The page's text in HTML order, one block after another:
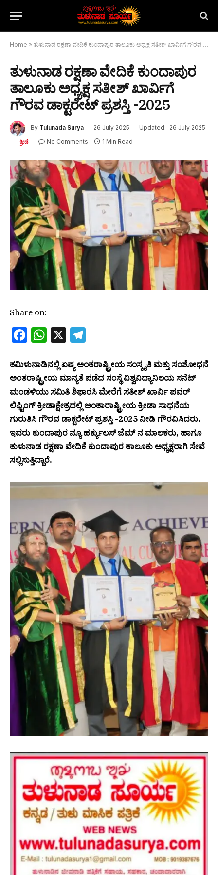
Home » ತುಳುನಾಡ ರಕ್ಷಣಾ ವೇದಿಕೆ ಕುಂದಾಪುರ ತಾಲೂಕು ಅಧ್ಯಕ್ಷ ಸತೀಶ್ ಖಾರ್ವಿಗೆ ಗೌರವ ಡಾಕ್ಟರೇಟ್ ಪ್ರಶಸ್ತಿ -2025
ತುಳುನಾಡ ರಕ್ಷಣಾ ವೇದಿಕೆ ಕುಂದಾಪುರ
ತಾಲೂಕು ಅಧ್ಯಕ್ಷ ಸತೀಶ್ ಖಾರ್ವಿಗೆ
ಗೌರವ ಡಾಕ್ಟರೇಟ್ ಪ್ರಶಸ್ತಿ -2025
By Tulunada Surya 26 July 2025 Updated: 26 July 2025
ಕ್ರೀಡೆ No Comments 1 Min Read
Share on:
Facebook
WhatsApp
X
ತಮಿಳುನಾಡಿನಲ್ಲಿ ಏಷ್ಯ ಅಂತರಾಷ್ಟ್ರೀಯ ಸಂಸ್ಕೃತಿ ಮತ್ತು ಸಂಶೋಧನೆ
ಅಂತರಾಷ್ಟ್ರೀಯ ಮಾನ್ಯತೆ ಪಡೆದ ಸಂಸ್ಥೆ ವಿಶ್ವವಿದ್ಯಾನಿಲಯ ಸನೆಟ್
ಮಂಡಳಿಯು ಸಮಿತಿ ಶಿಫಾರಸಿ ಮೇರೆಗೆ ಸತೀಶ್ ಖಾರ್ವಿ ಪವರ್
ಲಿಫ್ಟಿಂಗ್ ಕ್ರೀಡಾಕ್ಷೇತ್ರದಲ್ಲಿ ಅಂತಾರಾಷ್ಟ್ರೀಯ ಕ್ರೀಡಾ ಸಾಧನೆಯ
ಗುರುತಿಸಿ ಗೌರವ ಡಾಕ್ಟರೇಟ್ ಪ್ರಶಸ್ತಿ -2025 ನೀಡಿ ಗೌರವಿಸಿದರು.
ಇವರು ಕುಂದಾಪುರ ನ್ಯೂ ಹರ್ಕ್ಯುಲಸ್ ಜೆಮ್ ನ ಮಾಲಕರು, ಹಾಗೂ
ತುಳುನಾಡ ರಕ್ಷಣಾ ವೇದಿಕೆ ಕುಂದಾಪುರ ತಾಲೂಕು ಅಧ್ಯಕ್ಷರಾಗಿ ಸೇವೆ
ಸಲ್ಲಿಸುತ್ತಿದ್ದಾರೆ.